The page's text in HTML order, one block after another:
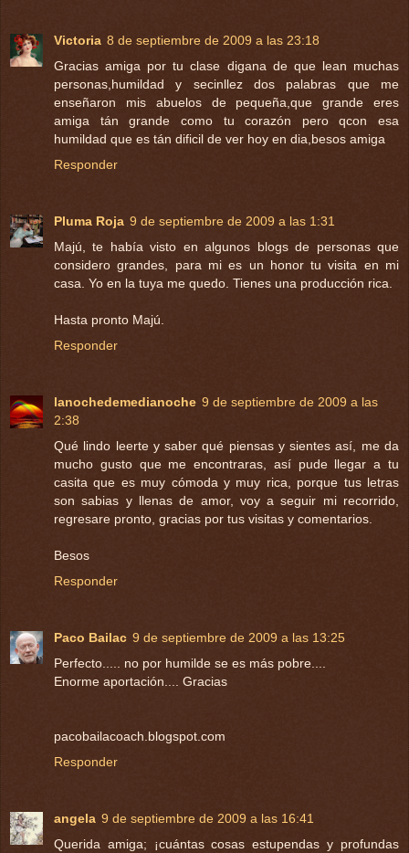
Victoria 8 de septiembre de 2009 a las 23:18
Gracias amiga por tu clase digana de que lean muchas
personas,humildad y secinllez dos palabras que me
enseñaron mis abuelos de pequeña,que grande eres
amiga tán grande como tu corazón pero qcon esa
humildad que es tán dificil de ver hoy en dia,besos amiga
Responder
Pluma Roja 9 de septiembre de 2009 a las 1:31
Majú, te había visto en algunos blogs de personas que
considero grandes, para mi es un honor tu visita en mi
casa. Yo en la tuya me quedo. Tienes una producción rica.
Hasta pronto Majú.
Responder
lanochedemedianoche 9 de septiembre de 2009 a las
2:38
Qué lindo leerte y saber qué piensas y sientes así, me da
mucho gusto que me encontraras, así pude llegar a tu
casita que es muy cómoda y muy rica, porque tus letras
son sabias y llenas de amor, voy a seguir mi recorrido,
regresare pronto, gracias por tus visitas y comentarios.
Besos
Responder
Paco Bailac 9 de septiembre de 2009 a las 13:25
Perfecto..... no por humilde se es más pobre....
Enorme aportación.... Gracias
pacobailacoach.blogspot.com
Responder
angela 9 de septiembre de 2009 a las 16:41
Querida amiga; ¡cuántas cosas estupendas y profundas